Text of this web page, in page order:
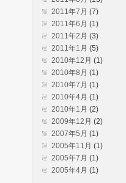
2011年7月 (7)
2011年6月 (1)
2011年2月 (3)
2011年1月 (5)
2010年12月 (1)
2010年8月 (1)
2010年7月 (1)
2010年4月 (1)
2010年1月 (2)
2009年12月 (2)
2007年5月 (1)
2005年11月 (1)
2005年7月 (1)
2005年4月 (1)